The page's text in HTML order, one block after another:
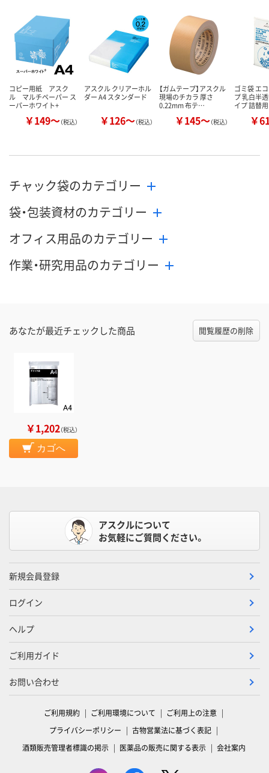
カゴへ カ
コピー用紙 アスク
ル マルチペーパー ス
ーパーホワイト+
￥149～（税込）
アスクル クリアーホル
ダー A4 スタンダード
￥126～（税込）
【ガムテープ】アスクル
現場のチカラ 厚さ
0.22mm 布テ…
￥145～（税込）
ゴミ袋 エ
プ 乳白半
イプ 詰替
￥
チャック袋のカテゴリー
袋・包装資材のカテゴリー
オフィス用品のカテゴリー
作業・研究用品のカテゴリー
あなたが最近チェックした商品 閲覧履歴の削除
￥1,202（税込）
カゴへ
アスクルについて
お気軽にご質問ください。
新規会員登録
ログイン
ヘルプ
ご利用ガイド
お問い合わせ
ご利用規約 ご利用環境について
ご利用上の注意
プライバシーポリシー
古物営業法に基づく表記
酒類販売管理者標識の掲示
医薬品の販売に関する表示 会社案内